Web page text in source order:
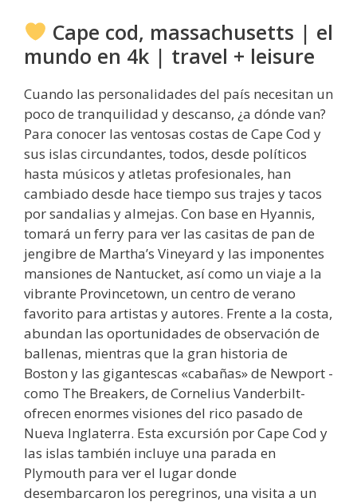
Cape cod, massachusetts | el
mundo en 4k | travel + leisure
Cuando las personalidades del país necesitan un
poco de tranquilidad y descanso, ¿a dónde van?
Para conocer las ventosas costas de Cape Cod y
sus islas circundantes, todos, desde políticos
hasta músicos y atletas profesionales, han
cambiado desde hace tiempo sus trajes y tacos
por sandalias y almejas. Con base en Hyannis,
tomará un ferry para ver las casitas de pan de
jengibre de Martha’s Vineyard y las imponentes
mansiones de Nantucket, así como un viaje a la
vibrante Provincetown, un centro de verano
favorito para artistas y autores. Frente a la costa,
abundan las oportunidades de observación de
ballenas, mientras que la gran historia de
Boston y las gigantescas «cabañas» de Newport -
como The Breakers, de Cornelius Vanderbilt-
ofrecen enormes visiones del rico pasado de
Nueva Inglaterra. Esta excursión por Cape Cod y
las islas también incluye una parada en
Plymouth para ver el lugar donde
desembarcaron los peregrinos, una visita a un